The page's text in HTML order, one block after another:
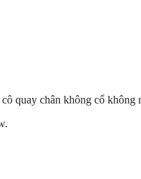
quay chân không cổ không